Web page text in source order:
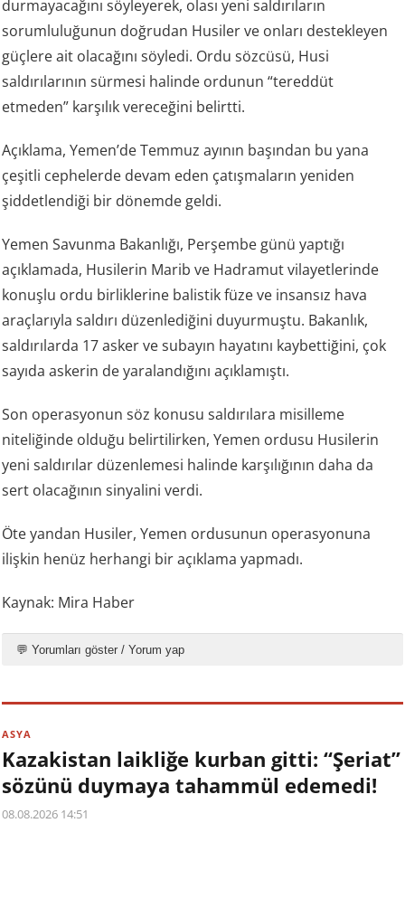
durmayacağını söyleyerek, olası yeni saldırıların
sorumluluğunun doğrudan Husiler ve onları destekleyen
güçlere ait olacağını söyledi. Ordu sözcüsü, Husi
saldırılarının sürmesi halinde ordunun “tereddüt
etmeden” karşılık vereceğini belirtti.
Açıklama, Yemen’de Temmuz ayının başından bu yana
çeşitli cephelerde devam eden çatışmaların yeniden
şiddetlendiği bir dönemde geldi.
Yemen Savunma Bakanlığı, Perşembe günü yaptığı
açıklamada, Husilerin Marib ve Hadramut vilayetlerinde
konuşlu ordu birliklerine balistik füze ve insansız hava
araçlarıyla saldırı düzenlediğini duyurmuştu. Bakanlık,
saldırılarda 17 asker ve subayın hayatını kaybettiğini, çok
sayıda askerin de yaralandığını açıklamıştı.
Son operasyonun söz konusu saldırılara misilleme
niteliğinde olduğu belirtilirken, Yemen ordusu Husilerin
yeni saldırılar düzenlemesi halinde karşılığının daha da
sert olacağının sinyalini verdi.
Öte yandan Husiler, Yemen ordusunun operasyonuna
ilişkin henüz herhangi bir açıklama yapmadı.
Kaynak: Mira Haber
💬 Yorumları göster / Yorum yap
ASYA
Kazakistan laikliğe kurban gitti: “Şeriat”
sözünü duymaya tahammül edemedi!
08.08.2026 14:51